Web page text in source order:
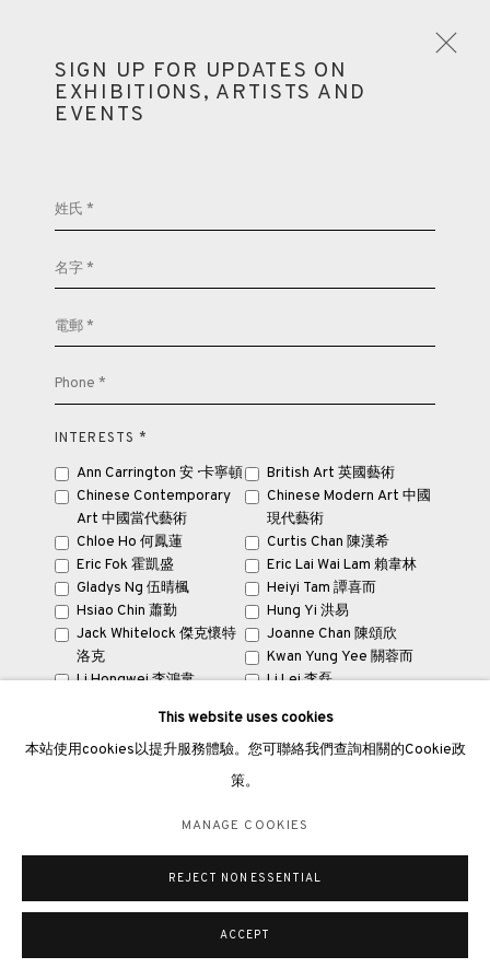
何鳳蓮
香港畫廊
香港雲咸街44號雲咸商業中心26樓
週一至週五 11am – 7pm（公眾假期除外）
+852 2153 3812
hongkong@3812cap.com
倫敦畫廊
倫敦女王道137號懷特利地下3號舖W2 4DB
週二至週日 11 - 7pm
+44 203 9821863
london@3812cap.com
This website uses cookies
本站使用cookies以提升服務體驗。您可聯絡我們查詢相關的Cookie政
策。
MANAGE COOKIES
REJECT NON ESSENTIAL
ACCEPT
SIGN UP FOR UPDATES ON
EXHIBITIONS, ARTISTS AND
EVENTS
姓氏 *
名字 *
電郵 *
Phone *
INTERESTS *
Ann Carrington 安 · 卡寧頓
British Art 英國藝術
Chinese Contemporary
Art 中國當代藝術
Chinese Modern Art 中國
現代藝術
Chloe Ho 何鳳蓮
Curtis Chan 陳漢希
Eric Fok 霍凱盛
Eric Lai Wai Lam 賴韋林
Gladys Ng 伍晴楓
Heiyi Tam 譚喜而
Hsiao Chin 蕭勤
Hung Yi 洪易
Jack Whitelock 傑克·懷特
洛克
Joanne Chan 陳頌欣
Kwan Yung Yee 關蓉而
Li Hongwei 李鴻韋
Li Lei 李磊
Liu Zhuoquan 劉卓泉
Ma Desheng 馬德升
Natalie Cheng 鄭嘉盈
Qian Wu 吳謙
Thomas Ngan 顏耀明
Wenhai Ning 寧文海
Wenhai Ning 寧文海
YA! YOUNG ART 青年藝術
Yu Yang 于羊
Zheng Lu 鄭路
CHLOE HO 何鳳蓮
UNDER MY SHELL《我的外殼下》
Chinese ink on rice paper 中國水墨、紙本
Painting size: 93 x 177cm
Frame size: 191.5 x 107.8 x 5cm
查詢